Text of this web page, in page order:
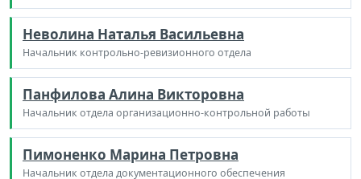
Неволина Наталья Васильевна
Начальник контрольно-ревизионного отдела
Панфилова Алина Викторовна
Начальник отдела организационно-контрольной работы
Пимоненко Марина Петровна
Начальник отдела документационного обеспечения